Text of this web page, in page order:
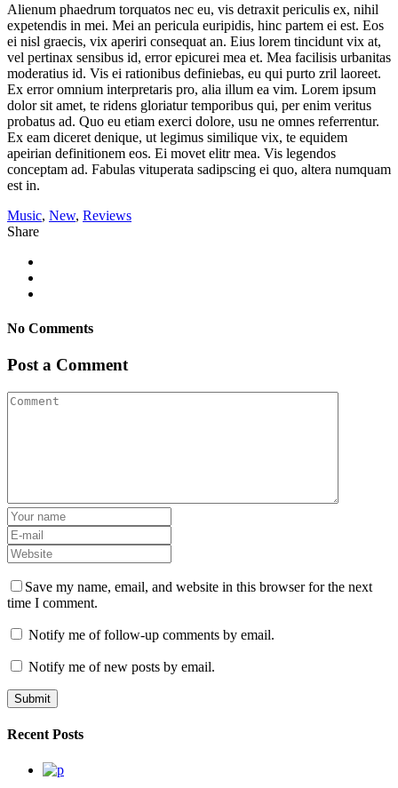
Alienum phaedrum torquatos nec eu, vis detraxit periculis ex, nihil
expetendis in mei. Mei an pericula euripidis, hinc partem ei est. Eos
ei nisl graecis, vix aperiri consequat an. Eius lorem tincidunt vix at,
vel pertinax sensibus id, error epicurei mea et. Mea facilisis urbanitas
moderatius id. Vis ei rationibus definiebas, eu qui purto zril laoreet.
Ex error omnium interpretaris pro, alia illum ea vim. Lorem ipsum
dolor sit amet, te ridens gloriatur temporibus qui, per enim veritus
probatus ad. Quo eu etiam exerci dolore, usu ne omnes referrentur.
Ex eam diceret denique, ut legimus similique vix, te equidem
apeirian definitionem eos. Ei movet elitr mea. Vis legendos
conceptam ad. Fabulas vituperata sadipscing ei quo, altera numquam
est in.
Music, New, Reviews
Share
No Comments
Post a Comment
Save my name, email, and website in this browser for the next
time I comment.
Notify me of follow-up comments by email.
Notify me of new posts by email.
Recent Posts